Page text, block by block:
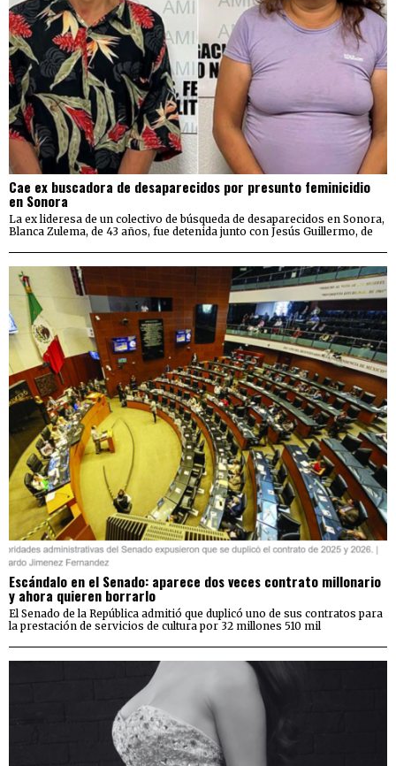
Cae ex buscadora de desaparecidos por presunto feminicidio
en Sonora
La ex lideresa de un colectivo de búsqueda de desaparecidos en Sonora,
Blanca Zulema, de 43 años, fue detenida junto con Jesús Guillermo, de
Escándalo en el Senado: aparece dos veces contrato millonario
y ahora quieren borrarlo
El Senado de la República admitió que duplicó uno de sus contratos para
la prestación de servicios de cultura por 32 millones 510 mil